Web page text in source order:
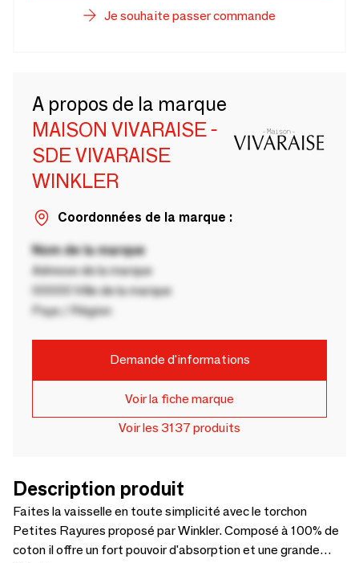
Je souhaite passer commande
A propos de la marque
MAISON VIVARAISE -
SDE VIVARAISE
WINKLER
Coordonnées de la marque :
Nom de la marque
Adresse de la marque
00000 Ville de la marque
Pays / Région
Demande d'informations
Voir la fiche marque
Voir les 3137 produits
Description produit
Faites la vaisselle en toute simplicité avec le torchon
Petites Rayures proposé par Winkler. Composé à 100% de
coton il offre un fort pouvoir d'absorption et une grande